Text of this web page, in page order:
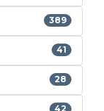
389
41
28
42